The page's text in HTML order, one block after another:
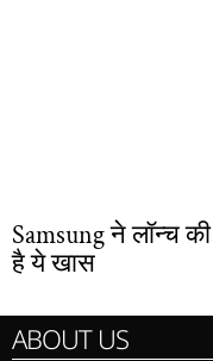
Samsung ने लॉन्च
है ये खास
ABOUT US